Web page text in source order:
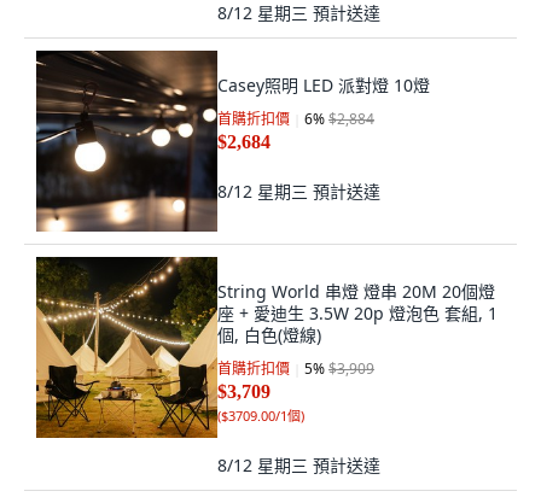
8/12 星期三 預計送達
Casey照明 LED 派對燈 10燈
首購折扣價 6%$2,884
$2,684
8/12 星期三 預計送達
String World 串燈 燈串 20M 20個燈
座 + 愛迪生 3.5W 20p 燈泡色 套組, 1
個, 白色(燈線)
首購折扣價 5%$3,909
$3,709
($3709.00/1個)
8/12 星期三 預計送達